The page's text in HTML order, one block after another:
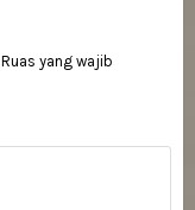
Ruas yang wajib